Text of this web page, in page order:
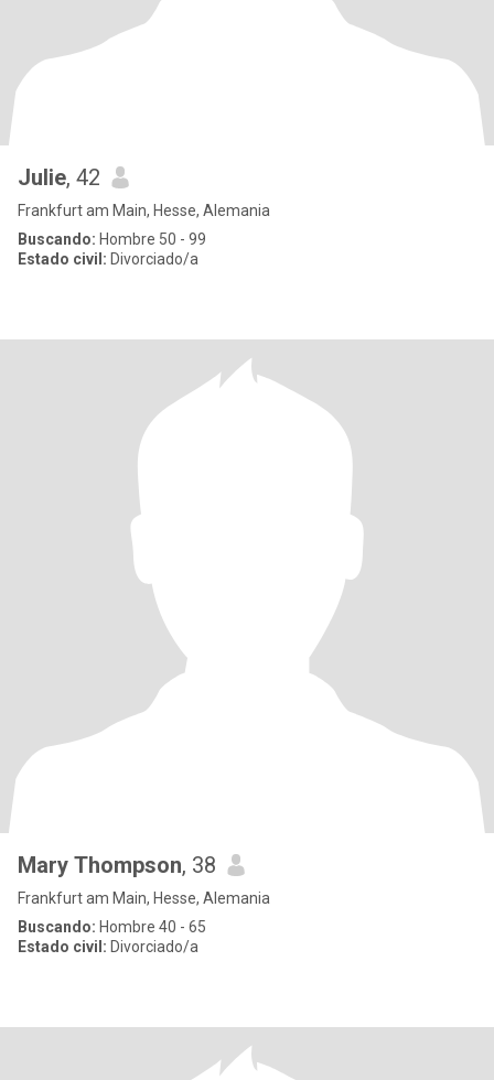
Julie, 42
Frankfurt am Main, Hesse, Alemania
Buscando: Hombre 50 - 99
Estado civil: Divorciado/a
Mary Thompson, 38
Frankfurt am Main, Hesse, Alemania
Buscando: Hombre 40 - 65
Estado civil: Divorciado/a